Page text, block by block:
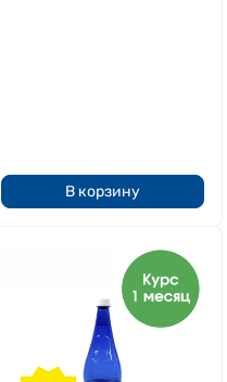
В корзину